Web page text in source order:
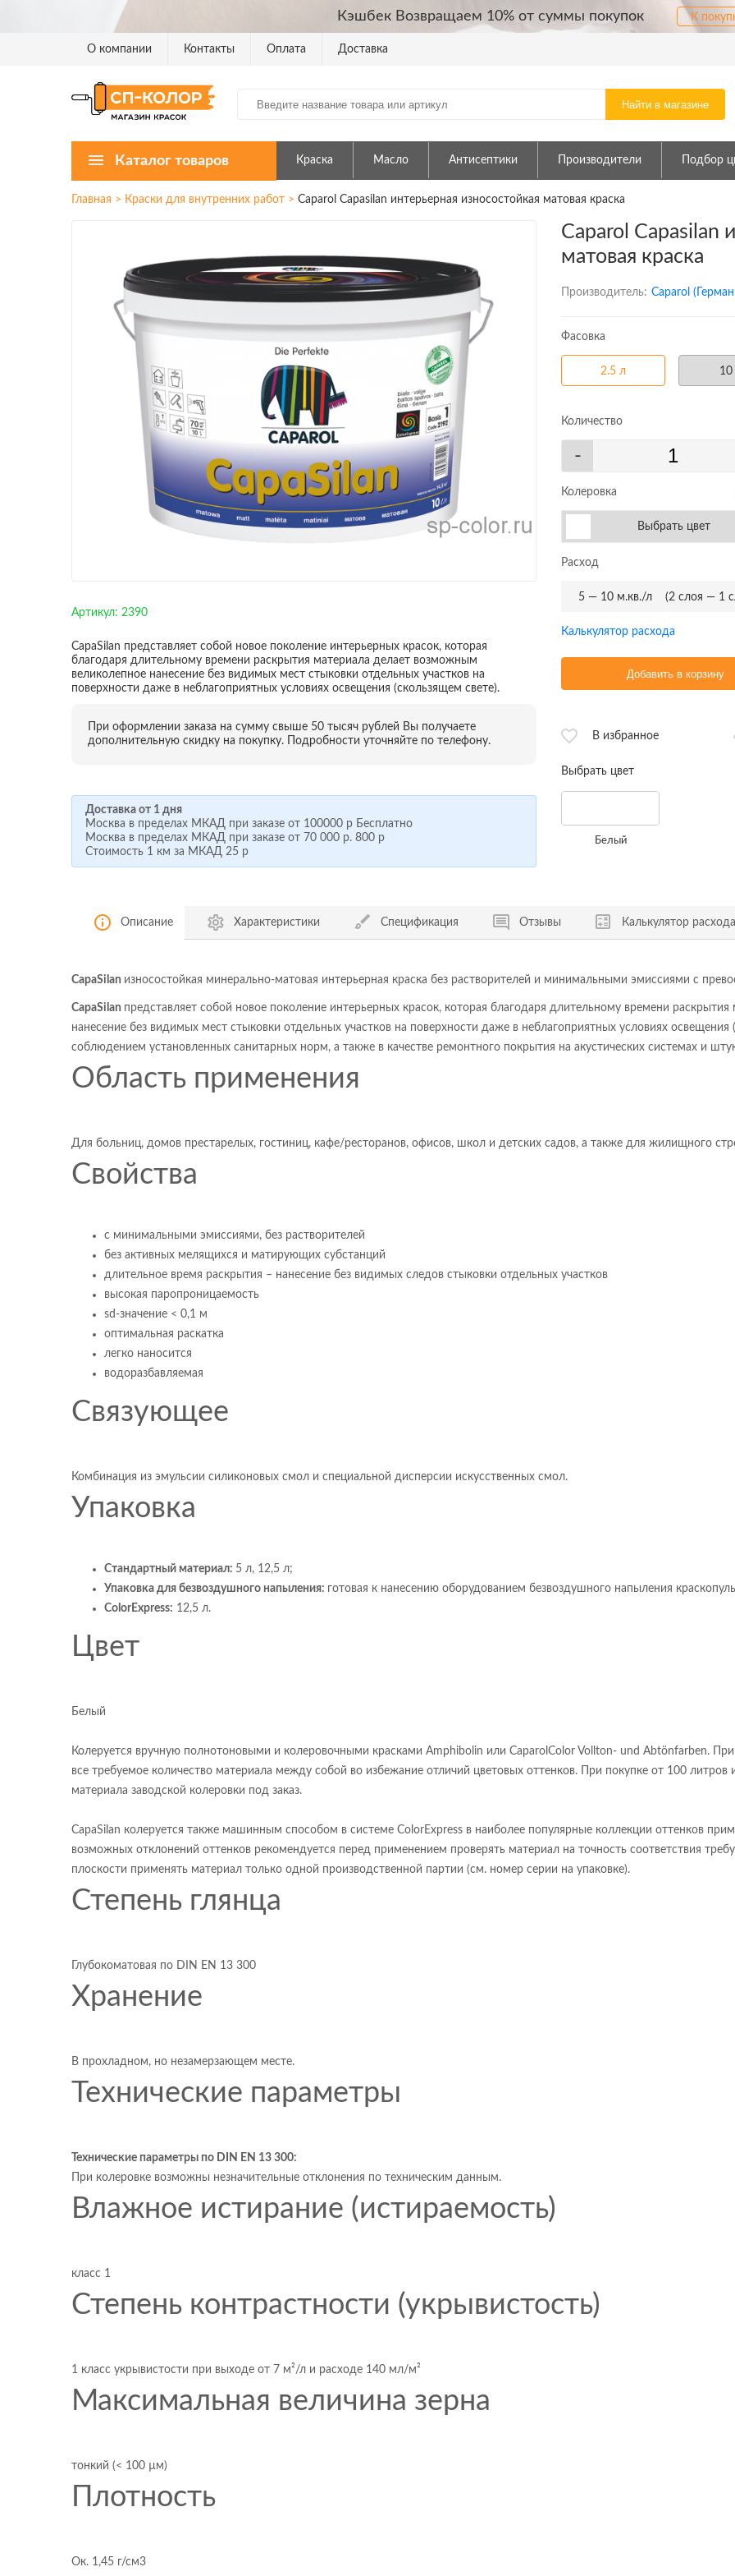
Кэшбек Возвращаем 10% от суммы покупок К
О компании Контакты Оплата Доставка
Найти в магазине
Каталог товаров Краска Масло Антисептики Производители Подбор
Главная > Краски для внутренних работ > Caparol Capasilan интерьерная износостойкая матовая краска
Артикул: 2390
CapaSilan представляет собой новое поколение интерьерных красок, которая
благодаря длительному времени раскрытия материала делает возможным
великолепное нанесение без видимых мест стыковки отдельных участков на
поверхности даже в неблагоприятных условиях освещения (скользящем свете).
При оформлении заказа на сумму свыше 50 тысяч рублей Вы получаете
дополнительную скидку на покупку. Подробности уточняйте по телефону.
Доставка от 1 дня
Москва в пределах МКАД при заказе от 100000 р Бесплатно
Москва в пределах МКАД при заказе от 70 000 р. 800 р
Стоимость 1 км за МКАД 25 р
Caparol Capasilan
матовая краска
Производитель: Caparol
Фасовка
2.5 л 10
Количество
-
Колеровка
Выбрать цвет
Расход
5 — 10 м.кв./л (2 слоя — 1
Калькулятор расхода
Добавить в корзину
В избранное
Выбрать цвет
Белый
Описание Характеристики Спецификация Отзывы Калькулятор расхода
CapaSilan износостойкая минерально-матовая интерьерная краска без растворителей и минимальными эмиссиями с
CapaSilan представляет собой новое поколение интерьерных красок, которая благодаря длительному времени
нанесение без видимых мест стыковки отдельных участков на поверхности даже в неблагоприятных условиях освещения
соблюдением установленных санитарных норм, а также в качестве ремонтного покрытия на акустических системах и
Область применения
Для больниц, домов престарелых, гостиниц, кафе/ресторанов, офисов, школ и детских садов, а также для жилищного
Свойства
с минимальными эмиссиями, без растворителей
без активных мелящихся и матирующих субстанций
длительное время раскрытия – нанесение без видимых следов стыковки отдельных участков
высокая паропроницаемость
sd-значение < 0,1 м
оптимальная раскатка
легко наносится
водоразбавляемая
Связующее
Комбинация из эмульсии силиконовых смол и специальной дисперсии искусственных смол.
Упаковка
Стандартный материал: 5 л, 12,5 л;
Упаковка для безвоздушного напыления: готовая к нанесению оборудованием безвоздушного напыления
ColorExpress: 12,5 л.
Цвет
Белый
Колеруется вручную полнотоновыми и колеровочными красками Amphibolin или CaparolColor Vollton- und Abtönfarben.
все требуемое количество материала между собой во избежание отличий цветовых оттенков. При покупке от 100
материала заводской колеровки под заказ.
CapaSilan колеруется также машинным способом в системе ColorExpress в наиболее популярные коллекции оттенков
возможных отклонений оттенков рекомендуется перед применением проверять материал на точность соответствия
плоскости применять материал только одной производственной партии (см. номер серии на упаковке).
Степень глянца
Глубокоматовая по DIN EN 13 300
Хранение
В прохладном, но незамерзающем месте.
Технические параметры
Технические параметры по DIN EN 13 300:
При колеровке возможны незначительные отклонения по техническим данным.
Влажное истирание (истираемость)
класс 1
Степень контрастности (укрывистость)
1 класс укрывистости при выходе от 7 м²/л и расходе 140 мл/м²
Максимальная величина зерна
тонкий (< 100 µм)
Плотность
Ок. 1,45 г/см3